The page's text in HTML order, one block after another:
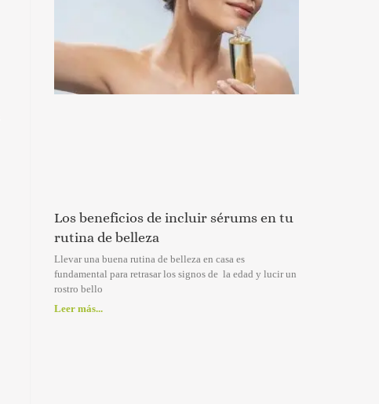
Los beneficios de incluir sérums en tu
rutina de belleza
Llevar una buena rutina de belleza en casa es
fundamental para retrasar los signos de la edad y lucir un
rostro bello
Leer más...